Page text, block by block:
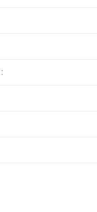
: